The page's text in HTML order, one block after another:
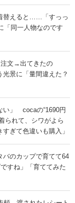
替えると……「すっっ
「同一人物なのです
注文→出てきたの
景に「量間違えた？
い」 cocaの“1690円
られて、シワがよら
ぎて色違いも購入」
のカップで育てて64
すね」「育ててみた